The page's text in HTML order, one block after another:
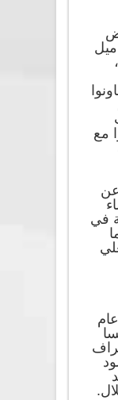
مع
عن
في
عام